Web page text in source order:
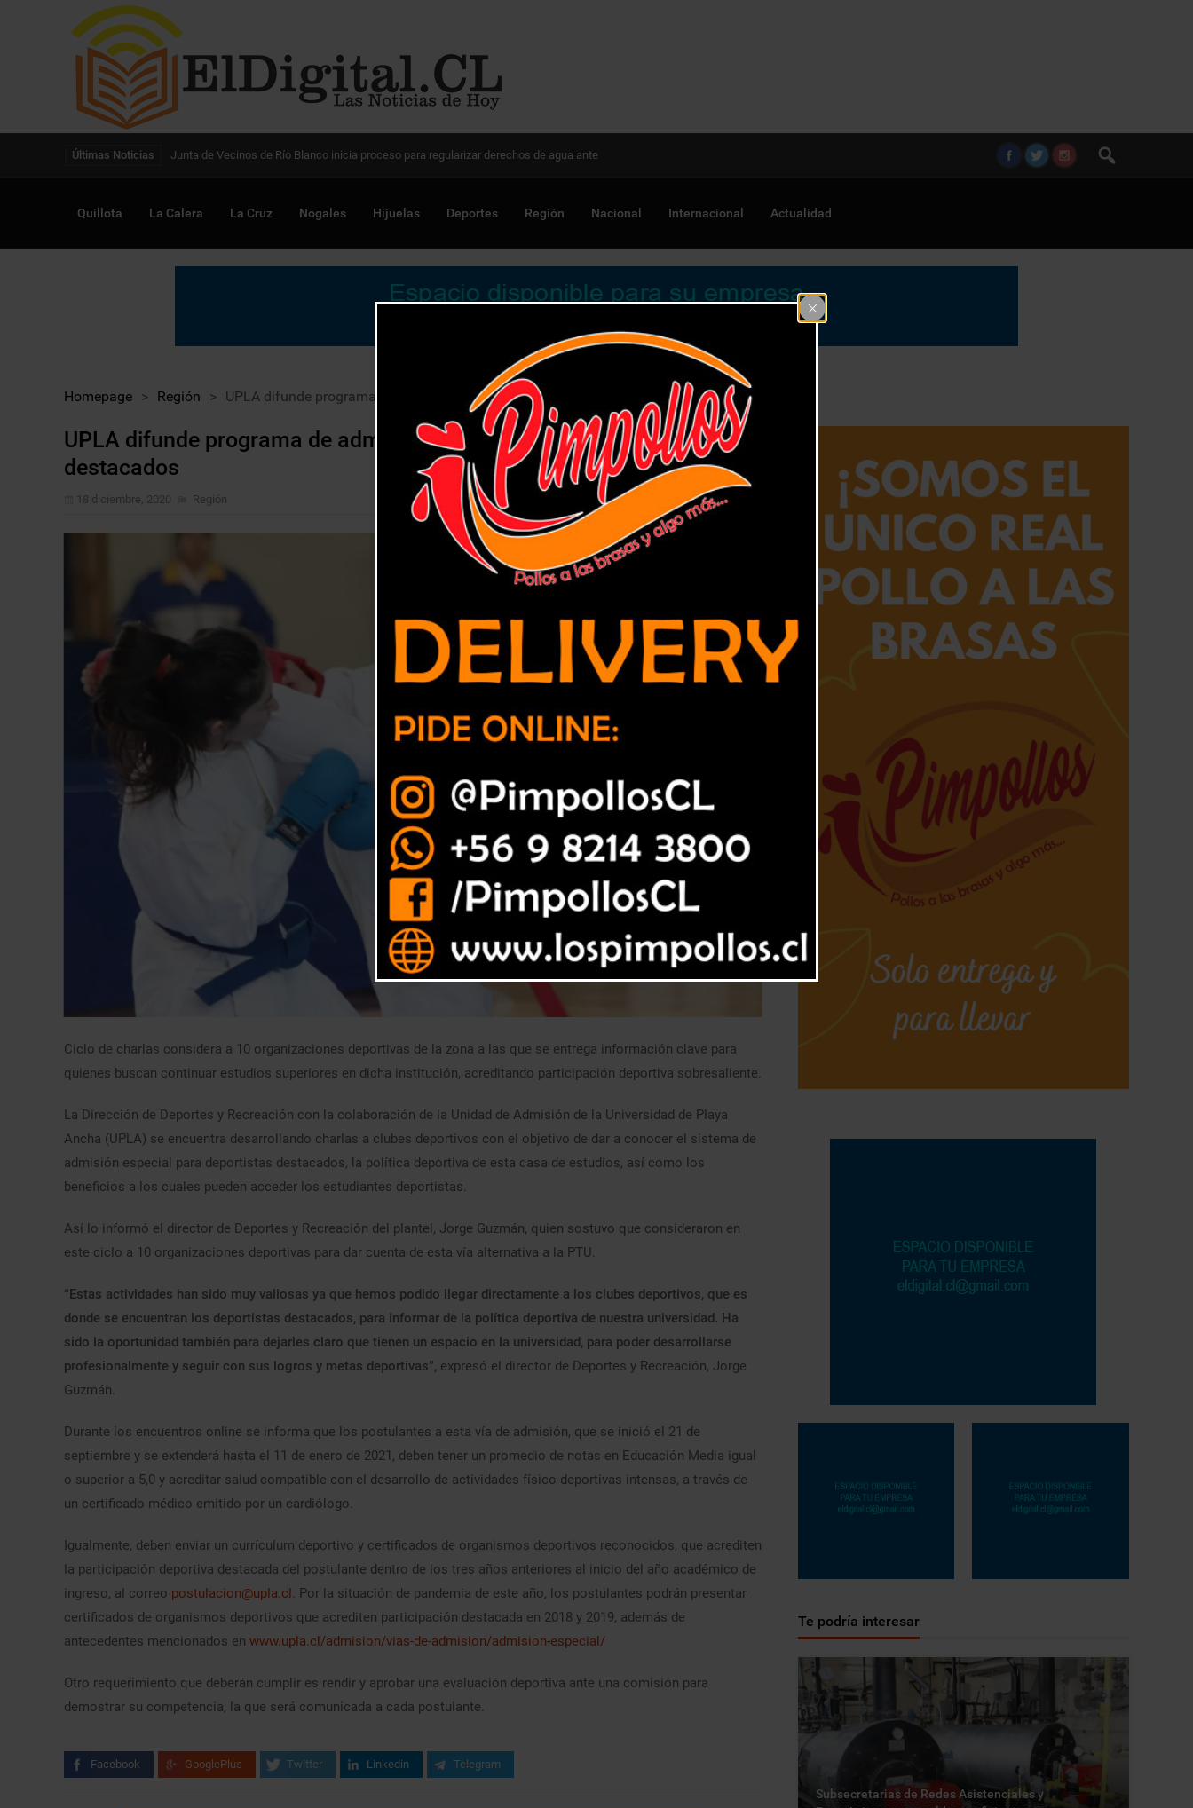
Últimas Noticias Digitalización de la gestión pública avanza en Chile para optimizar proyectos
Quillota La Calera La Cruz Nogales Hijuelas Deportes Región Nacional Internacional Actualidad
Homepage > Región > UPLA difunde programa de admisión especial para deportistas destacados
UPLA difunde programa de admisión especial para deportistas
destacados
18 diciembre, 2020 Región
Ciclo de charlas considera a 10 organizaciones deportivas de la zona a las que se entrega información clave para
quienes buscan continuar estudios superiores en dicha institución, acreditando participación deportiva sobresaliente.
La Dirección de Deportes y Recreación con la colaboración de la Unidad de Admisión de la Universidad de Playa
Ancha (UPLA) se encuentra desarrollando charlas a clubes deportivos con el objetivo de dar a conocer el sistema de
admisión especial para deportistas destacados, la política deportiva de esta casa de estudios, así como los
beneficios a los cuales pueden acceder los estudiantes deportistas.
Así lo informó el director de Deportes y Recreación del plantel, Jorge Guzmán, quien sostuvo que consideraron en
este ciclo a 10 organizaciones deportivas para dar cuenta de esta vía alternativa a la PTU.
“Estas actividades han sido muy valiosas ya que hemos podido llegar directamente a los clubes deportivos, que es
donde se encuentran los deportistas destacados, para informar de la política deportiva de nuestra universidad. Ha
sido la oportunidad también para dejarles claro que tienen un espacio en la universidad, para poder desarrollarse
profesionalmente y seguir con sus logros y metas deportivas”, expresó el director de Deportes y Recreación, Jorge
Guzmán.
Durante los encuentros online se informa que los postulantes a esta vía de admisión, que se inició el 21 de
septiembre y se extenderá hasta el 11 de enero de 2021, deben tener un promedio de notas en Educación Media igual
o superior a 5,0 y acreditar salud compatible con el desarrollo de actividades físico-deportivas intensas, a través de
un certificado médico emitido por un cardiólogo.
Igualmente, deben enviar un currículum deportivo y certificados de organismos deportivos reconocidos, que acrediten
la participación deportiva destacada del postulante dentro de los tres años anteriores al inicio del año académico de
ingreso, al correo postulacion@upla.cl. Por la situación de pandemia de este año, los postulantes podrán presentar
certificados de organismos deportivos que acrediten participación destacada en 2018 y 2019, además de
antecedentes mencionados en www.upla.cl/admision/vias-de-admision/admision-especial/
Otro requerimiento que deberán cumplir es rendir y aprobar una evaluación deportiva ante una comisión para
demostrar su competencia, la que será comunicada a cada postulante.
Facebook GooglePlus Twitter Linkedin Telegram
Te podría interesar
Subsecretarias de Redes Asistenciales y